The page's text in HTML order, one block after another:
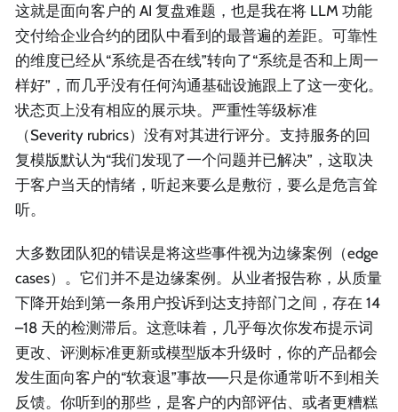
这就是面向客户的 AI 复盘难题，也是我在将 LLM 功能
交付给企业合约的团队中看到的最普遍的差距。可靠性
的维度已经从“系统是否在线”转向了“系统是否和上周一
样好”，而几乎没有任何沟通基础设施跟上了这一变化。
状态页上没有相应的展示块。严重性等级标准
（Severity rubrics）没有对其进行评分。支持服务的回
复模版默认为“我们发现了一个问题并已解决”，这取决
于客户当天的情绪，听起来要么是敷衍，要么是危言耸
听。
大多数团队犯的错误是将这些事件视为边缘案例（edge
cases）。它们并不是边缘案例。从业者报告称，从质量
下降开始到第一条用户投诉到达支持部门之间，存在 14
–18 天的检测滞后。这意味着，几乎每次你发布提示词
更改、评测标准更新或模型版本升级时，你的产品都会
发生面向客户的“软衰退”事故——只是你通常听不到相关
反馈。你听到的那些，是客户的内部评估、或者更糟糕